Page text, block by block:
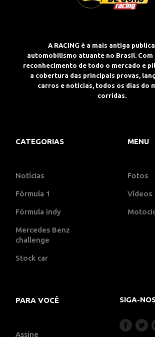
A RACING é a mais antiga
automobilismo atuante no Brasil. Com
reconhecimento de todo o mercado e
a cobertura das principais provas,
carros e notícias, todos os dias do
corridas.
CATEGORIAS
Notícias
Fórmula 1
Fórmula indy
Mercedes Benz
challenge
Stock car
MENU
Fotos
Vídeos
PARA VOCÊ
Assine
SIGA-